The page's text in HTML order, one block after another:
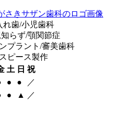
れ歯/小児歯科
らず/顎関節症
プラント/審美歯科
ピース製作
土 日 祝
● ●
／
● ▲ ／